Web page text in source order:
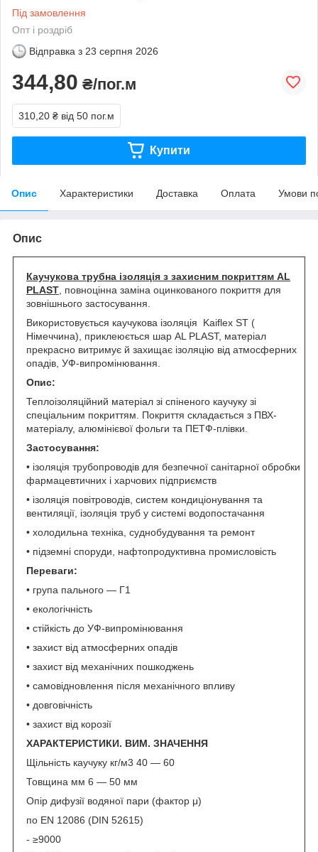
Під замовлення
Опт і роздріб
Відправка з 23 серпня 2026
344,80 ₴/пог.м
310,20 ₴ від 50 пог.м
Купити
Опис Характеристики Доставка Оплата Умови
Опис
Каучукова трубна ізоляція з захисним покриттям AL
PLAST , повноцінна заміна оцинкованого покриття для
зовнішнього застосування.
Використовується каучукова ізоляція Kaiflex ST (
Німеччина), приклеюється шар AL PLAST, матеріал
прекрасно витримує й захищає ізоляцію від атмосферних
опадів, УФ-випромінювання.
Опис:
Теплоізоляційний матеріал зі спіненого каучуку зі
спеціальним покриттям. Покриття складається з ПВХ-
матеріалу, алюмінієвої фольги та ПЕТФ-плівки.
Застосування:
• ізоляція трубопроводів для безпечної санітарної обробки
фармацевтичних і харчових підприємств
• ізоляція повітроводів, систем кондиціонування та
вентиляції, ізоляція труб у системі водопостачання
• холодильна техніка, суднобудування та ремонт
• підземні споруди, нафтопродуктивна промисловість
Переваги:
• група пального — Г1
• екологічність
• стійкість до УФ-випромінювання
• захист від атмосферних опадів
• захист від механічних пошкоджень
• самовідновлення після механічного впливу
• довговічність
• захист від корозії
ХАРАКТЕРИСТИКИ. ВИМ. ЗНАЧЕННЯ
Щільність каучуку кг/м3 40 — 60
Товщина мм 6 — 50 мм
Опір дифузії водяної пари (фактор μ)
по EN 12086 (DIN 52615)
- ≥9000